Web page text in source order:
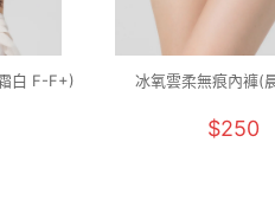
白 F-F+) 冰氧雲柔無痕內褲(
$250